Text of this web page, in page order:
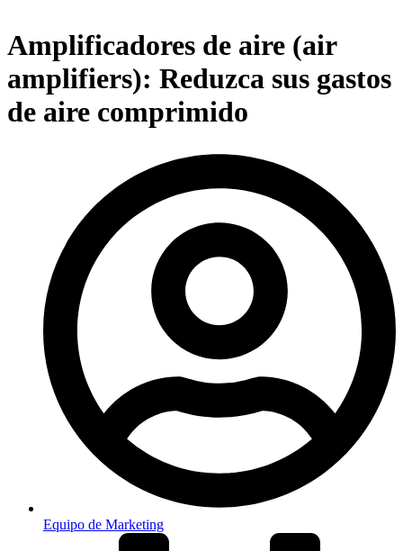
Amplificadores de aire (air
amplifiers): Reduzca sus gastos
de aire comprimido
Equipo de Marketing